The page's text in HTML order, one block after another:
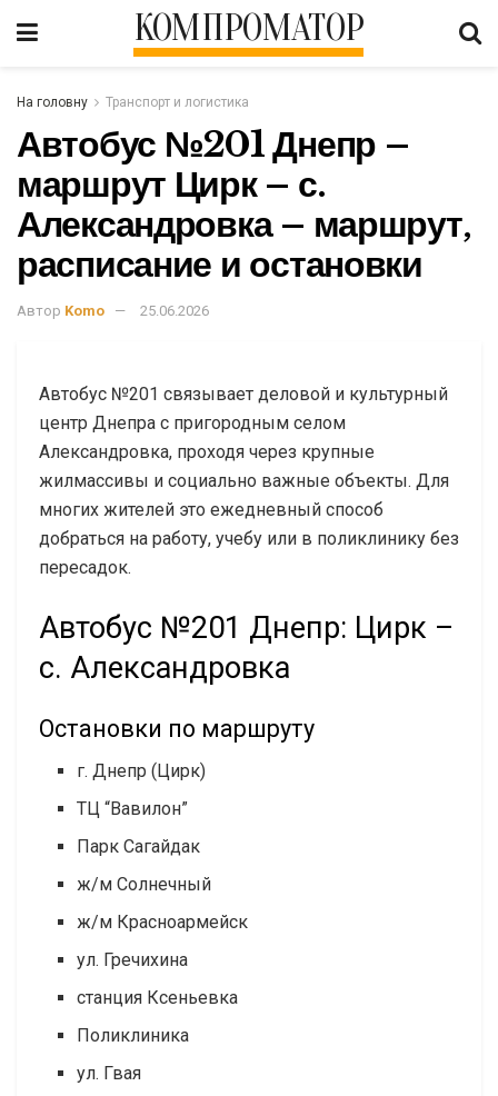
КОМПРОМАТОР
На головну Транспорт и логистика
Автобус №201 Днепр –
маршрут Цирк – с.
Александровка – маршрут,
расписание и остановки
Автор Komo 25.06.2026
Автобус №201 связывает деловой и культурный
центр Днепра с пригородным селом
Александровка, проходя через крупные
жилмассивы и социально важные объекты. Для
многих жителей это ежедневный способ
добраться на работу, учебу или в поликлинику без
пересадок.
Автобус №201 Днепр: Цирк –
с. Александровка
Остановки по маршруту
г. Днепр (Цирк)
ТЦ “Вавилон”
Парк Сагайдак
ж/м Солнечный
ж/м Красноармейск
ул. Гречихина
станция Ксеньевка
Поликлиника
ул. Гвая